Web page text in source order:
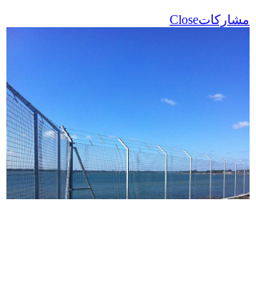
مشاركاتClose